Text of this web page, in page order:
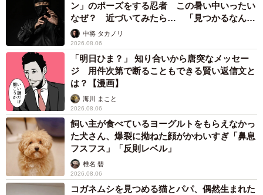
ン」のポーズをする忍者 この暑い中いったい
なぜ？ 近づいてみたら… 「見つかるなんて
未熟」中将 タカノリ
2026.08.06
「明日ひま？」 知り合いから唐突なメッセー
ジ 用件次第で断ることもできる賢い返信文と
は？【漫画】
海川 まこと
2026.08.06
飼い主が食べているヨーグルトをもらえなかっ
た犬さん、爆裂に拗ねた顔がかわいすぎ「鼻息
フスフス」「反則レベル」
椎名 碧
2026.08.06
コガネムシを見つめる猫とパパ、偶然生まれた